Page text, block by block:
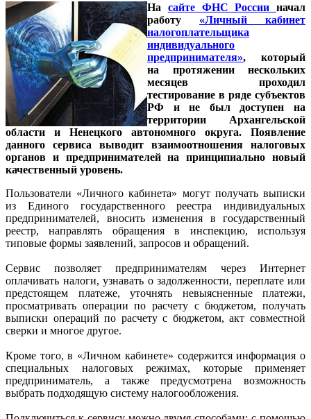
На сайте ФНС России начал
работу «Личный кабинет
налогоплательщика
индивидуального
предпринимателя», который
на протяжении нескольких
месяцев проходил
тестирование в ряде субъектов
РФ и не был доступен на
территории Архангельской
области и Ненецкого автономного округа. Появление
данного сервиса выводит взаимоотношения налоговых
органов и предпринимателей на принципиально новый
качественный уровень.
Пользователи «Личного кабинета» могут получать выписки
из Единого государственного реестра индивидуальных
предпринимателей, вносить изменения в государственный
реестр, направлять обращения в инспекцию, используя
типовые формы заявлений, запросов и обращений.
Сервис позволяет предпринимателям через Интернет
оплачивать налоги, узнавать о задолженности, переплате или
предстоящем платеже, уточнять невыясненные платежи,
просматривать операции по расчету с бюджетом, получать
выписки операций по расчету с бюджетом, акт совместной
сверки и многое другое.
Кроме того, в «Личном кабинете» содержится информация о
специальных налоговых режимах, которые применяет
предприниматель, а также предусмотрена возможность
выбрать подходящую систему налогообложения.